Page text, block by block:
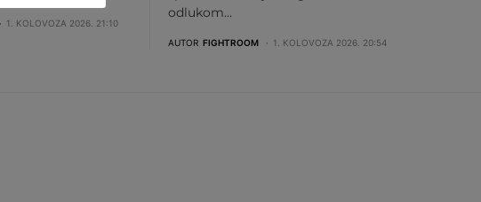
1. KOLOVOZA 2026. 21:10
odlukom…
AUTOR FIGHTROOM 1. KOLOVOZA 2026. 20:54